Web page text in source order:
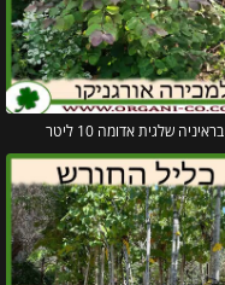
בראיניה שלגית אדומה 10 ליטר